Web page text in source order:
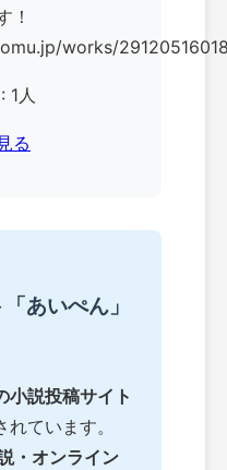
！
works/
1人
る
あいぺん」
小説投稿サイト
れています。
・オンライン